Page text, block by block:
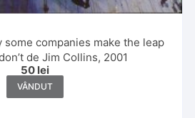
some companies make the leap
de Jim Collins, 2001
50 lei
VÂNDUT